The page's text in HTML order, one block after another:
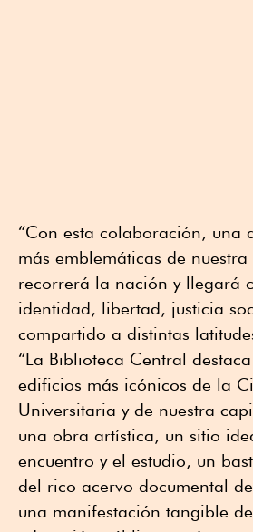
“Con esta colaboración, una
más emblemáticas de
recorrerá la nación y llegará
identidad, libertad, justicia
compartido a distintas
“La Biblioteca Central
edificios más icónicos de la
Universitaria y de nuestra
una obra artística, un sitio
encuentro y el estudio, un
del rico acervo documental
una manifestación tangible